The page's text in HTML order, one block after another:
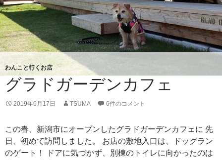
わんこと行くお店
グラドガーデンカフェ
2019年6月17日 TSUMA 6件のコメント
この春、新潟市にオープンしたグラドガーデンカフェに 先
日、初めて訪問しました。 お店の敷地入口は、ドッグラン
のゲート！ ドアに気づかず、別棟のトイレに向かったのは